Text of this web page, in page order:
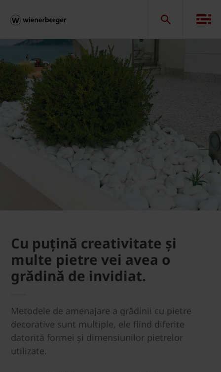
Cu puțină creativitate și
multe pietre vei avea o
grădină de invidiat.
Metodele de amenajare a grădinii cu pietre
decorative sunt multiple, ele fiind diferite
datorită formei și dimensiunilor pietrelor
utilizate.